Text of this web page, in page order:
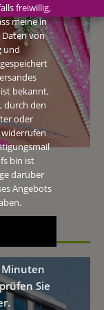
freiwillig,
meine in
von
und
bekannt,
durch den
oder
widerrufen
bin ist
darüber
Angebots
Minuten
Sie